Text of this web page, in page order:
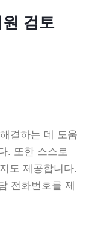
검토
결하는 데 도움
. 또한 스스로
도 제공합니다.
전화번호를 제